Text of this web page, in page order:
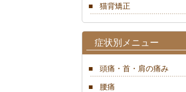
猫背矯正
症状別メニュー
頭痛・首・肩の痛み
腰痛